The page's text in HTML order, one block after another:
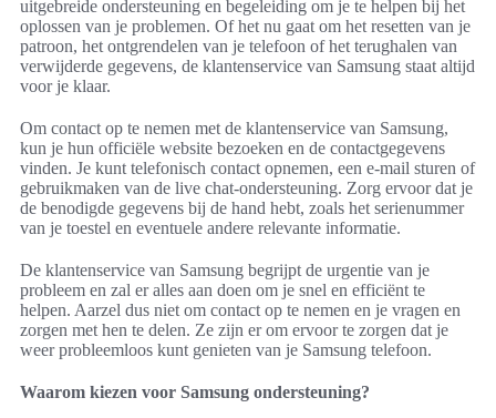
uitgebreide ondersteuning en begeleiding om je te helpen bij het
oplossen van je problemen. Of het nu gaat om het resetten van je
patroon, het ontgrendelen van je telefoon of het terughalen van
verwijderde gegevens, de klantenservice van Samsung staat altijd
voor je klaar.
Om contact op te nemen met de klantenservice van Samsung,
kun je hun officiële website bezoeken en de contactgegevens
vinden. Je kunt telefonisch contact opnemen, een e-mail sturen of
gebruikmaken van de live chat-ondersteuning. Zorg ervoor dat je
de benodigde gegevens bij de hand hebt, zoals het serienummer
van je toestel en eventuele andere relevante informatie.
De klantenservice van Samsung begrijpt de urgentie van je
probleem en zal er alles aan doen om je snel en efficiënt te
helpen. Aarzel dus niet om contact op te nemen en je vragen en
zorgen met hen te delen. Ze zijn er om ervoor te zorgen dat je
weer probleemloos kunt genieten van je Samsung telefoon.
Waarom kiezen voor Samsung ondersteuning?